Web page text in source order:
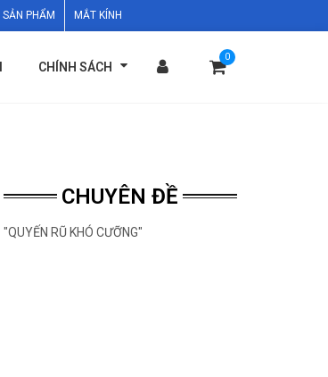
SẢN PHẨM MẮT KÍNH
0
CHÍNH SÁCH
CHUYÊN ĐỀ
"QUYẾN RŨ KHÓ CƯỠNG"